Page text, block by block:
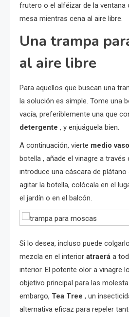
frutero o el alféizar de la ventana
mesa mientras cena al aire libre.
Una trampa
al aire libre
Para aquellos que buscan una
la solución es simple. Tome una
vacía, preferiblemente una que
detergente , y enjuáguela bien.
A continuación, vierte medio
botella , añade el vinagre a través
introduce una cáscara de plátano
agitar la botella, colócala en el
el jardín o en el balcón.
Si lo desea, incluso puede
mezcla en el interior atraerá a
interior. El potente olor a vinagre
objetivo principal para las
embargo, Tea Tree , un
alternativa eficaz para repeler